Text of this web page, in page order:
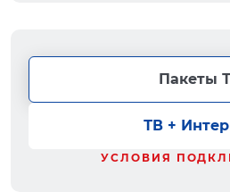
Пакеты
ТВ +
УСЛОВИЯ